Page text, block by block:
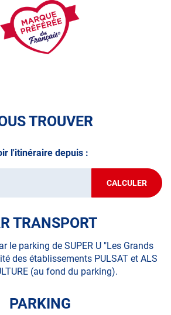
votre sécurité et faire vérifier votre
dans votrecentre de contrôle
TROUVER
l'itinéraire depuis :
CALCULER
JUSQU'AU
POINT
TRANSPORT
le parking de SUPER U "Les Grands
des établissements PULSAT et ALS
(au fond du parking).
PARKING